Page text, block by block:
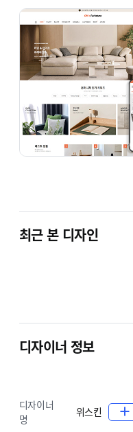
최근 본 디자인
디자이너 정보
디자이너
명
위스킨